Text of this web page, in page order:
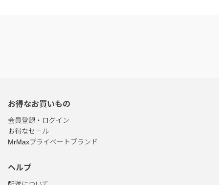
お得なお買いもの
会員登録・ログイン
お得なセール
MrMaxプライベートブランド
ヘルプ